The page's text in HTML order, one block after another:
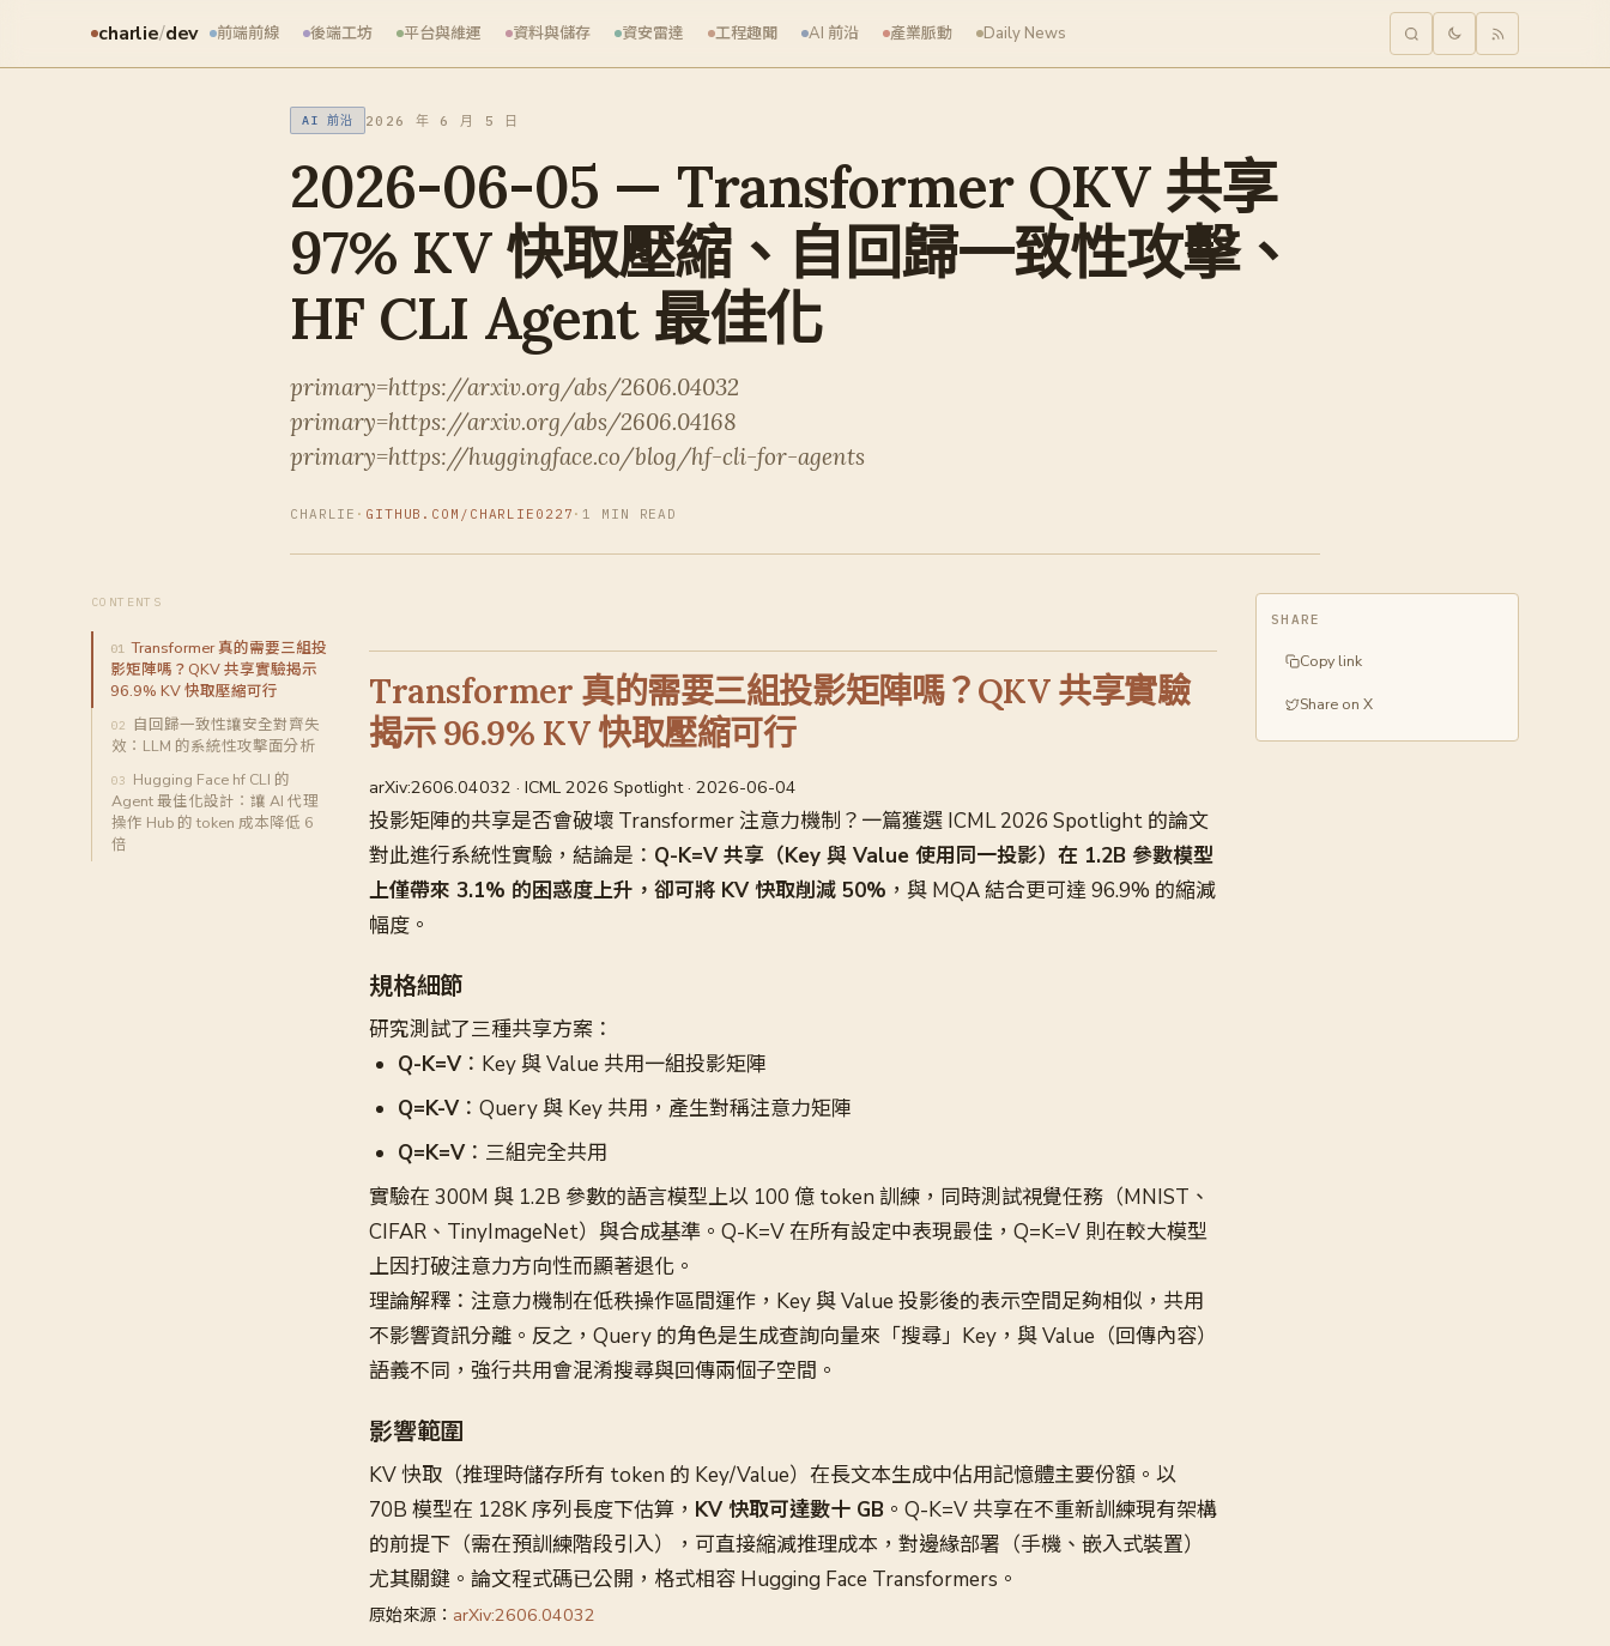
charlie/dev 前端前線 後端工坊 平台與維運 資料與儲存 資安雷達 工程趣聞 AI 前沿 產業脈動 Daily News
AI 前沿 2026 年 6 月 5 日
2026-06-05 — Transformer QKV 共享
97% KV 快取壓縮、自回歸一致性攻擊、
HF CLI Agent 最佳化
primary=https://arxiv.org/abs/2606.04032
primary=https://arxiv.org/abs/2606.04168
primary=https://huggingface.co/blog/hf-cli-for-agents
CHARLIE · GITHUB.COM/CHARLIE0227 · 1 MIN READ
CONTENTS
Transformer 真的需要三組投
影矩陣嗎？QKV 共享實驗揭示
96.9% KV 快取壓縮可行
自回歸一致性讓安全對齊失
效：LLM 的系統性攻擊面分析
Hugging Face hf CLI 的
Agent 最佳化設計：讓 AI 代理
操作 Hub 的 token 成本降低 6
倍
Transformer 真的需要三組投影矩陣嗎？QKV 共享實驗
揭示 96.9% KV 快取壓縮可行
arXiv:2606.04032 · ICML 2026 Spotlight · 2026-06-04
投影矩陣的共享是否會破壞 Transformer 注意力機制？一篇獲選 ICML 2026 Spotlight 的論文
對此進行系統性實驗，結論是： Q-K=V 共享（Key 與 Value 使用同一投影）在 1.2B 參數模型
上僅帶來 3.1% 的困惑度上升，卻可將 KV 快取削減 50% ，與 MQA 結合更可達 96.9% 的縮減
幅度。
規格細節
研究測試了三種共享方案：
Q-K=V：Key 與 Value 共用一組投影矩陣
Q=K-V：Query 與 Key 共用，產生對稱注意力矩陣
Q=K=V：三組完全共用
實驗在 300M 與 1.2B 參數的語言模型上以 100 億 token 訓練，同時測試視覺任務（MNIST、
CIFAR、TinyImageNet）與合成基準。Q-K=V 在所有設定中表現最佳，Q=K=V 則在較大模型
上因打破注意力方向性而顯著退化。
理論解釋：注意力機制在低秩操作區間運作，Key 與 Value 投影後的表示空間足夠相似，共用
不影響資訊分離。反之，Query 的角色是生成查詢向量來「搜尋」Key，與 Value（回傳內容）
語義不同，強行共用會混淆搜尋與回傳兩個子空間。
影響範圍
KV 快取（推理時儲存所有 token 的 Key/Value）在長文本生成中佔用記憶體主要份額。以
70B 模型在 128K 序列長度下估算， KV 快取可達數十 GB 。Q-K=V 共享在不重新訓練現有架構
的前提下（需在預訓練階段引入），可直接縮減推理成本，對邊緣部署（手機、嵌入式裝置）
尤其關鍵。論文程式碼已公開，格式相容 Hugging Face Transformers。
原始來源： arXiv:2606.04032
SHARE
Copy link
Share on X